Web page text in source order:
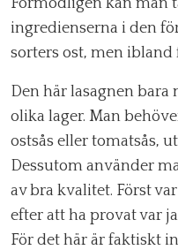
Förmodligen kan man
ingredienserna i den
sorters ost, men ibland
Den här lasagnen
olika lager. Man
ostsås eller tomatsås,
Dessutom använder
av bra kvalitet. Först
efter att ha provat var
För det här är faktiskt